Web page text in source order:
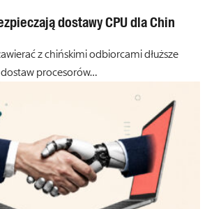
dostawy CPU dla Chin
z chińskimi odbiorcami dłuższe
procesorów…